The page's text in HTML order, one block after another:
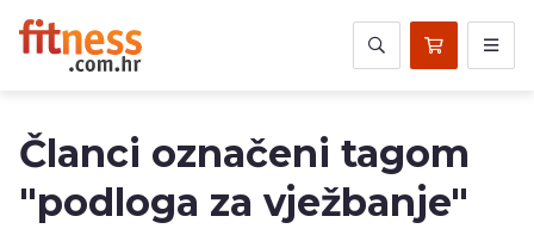
Članci označeni tagom
"podloga za vježbanje"